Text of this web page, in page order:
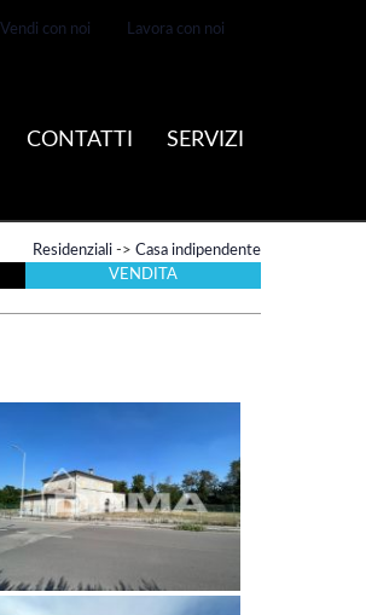
Vendi con noi Lavora con noi
CONTATTI SERVIZI
Residenziali -> Casa indipendente
VENDITA